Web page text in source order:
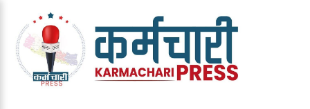
content